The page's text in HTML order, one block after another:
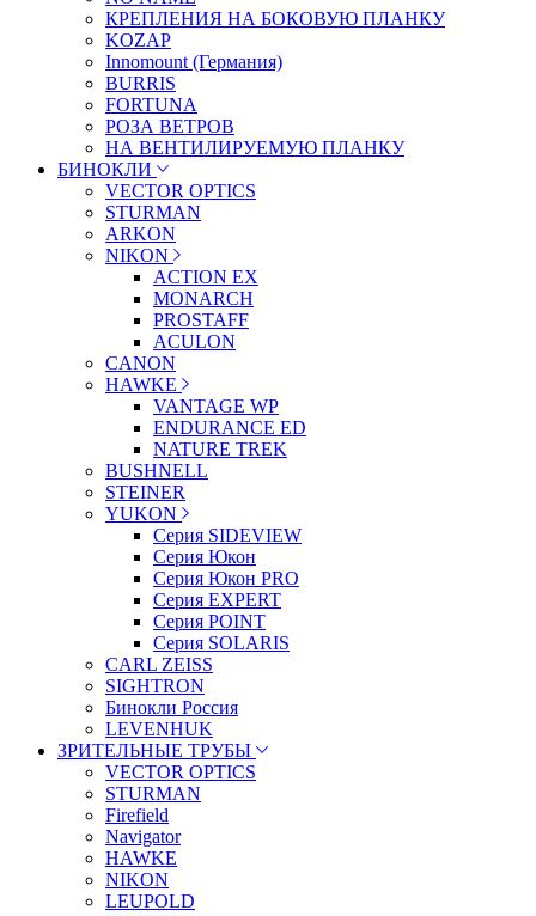
КРЕПЛЕНИЯ НА БОКОВУЮ ПЛАНКУ
KOZAP
Innomount (Германия)
BURRIS
FORTUNA
РОЗА ВЕТРОВ
НА ВЕНТИЛИРУЕМУЮ ПЛАНКУ
БИНОКЛИ
VECTOR OPTICS
STURMAN
ARKON
NIKON
ACTION EX
MONARCH
PROSTAFF
ACULON
CANON
HAWKE
VANTAGE WP
ENDURANCE ED
NATURE TREK
BUSHNELL
STEINER
YUKON
Серия SIDEVIEW
Серия Юкон
Серия Юкон PRO
Серия EXPERT
Серия POINT
Серия SOLARIS
CARL ZEISS
SIGHTRON
Бинокли Россия
LEVENHUK
ЗРИТЕЛЬНЫЕ ТРУБЫ
VECTOR OPTICS
STURMAN
Firefield
Navigator
HAWKE
NIKON
LEUPOLD